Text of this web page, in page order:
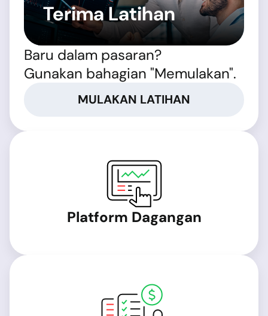
Terima Latihan
Baru dalam pasaran?
Gunakan bahagian "Memulakan".
MULAKAN LATIHAN
Platform Dagangan